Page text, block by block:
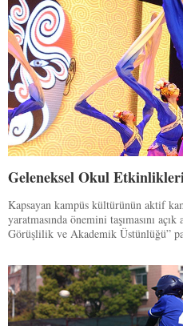
Geleneksel Okul
Kapsayan kampüs kültürünün aktif
yaratmasında önemini taşımasını
Görüşlilik ve Akademik Üstünlüğü”
Farklı öğrenci grupları tarafından
konferansı, kültür bayramı ve
canlandırır.